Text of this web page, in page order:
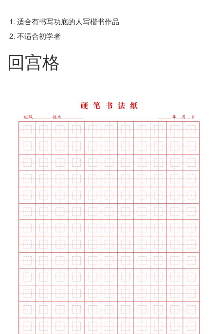
适合有书写功底的人写楷书作品
不适合初学者
回宫格